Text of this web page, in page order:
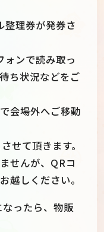
整理券が発券さ
ォンで読み取っ
ち状況などをご
会場外へご移動
せて頂きます。
せんが、QRコ
越しください。
ったら、物販